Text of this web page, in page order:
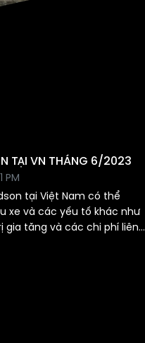
TẠI VN THÁNG 6/2023
PM
tại Việt Nam có thể
xe và các yếu tố khác như
gia tăng và các chi phí liên